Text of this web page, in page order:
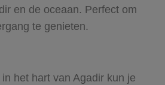
en de oceaan. Perfect om
te genieten.
het hart van Agadir kun je